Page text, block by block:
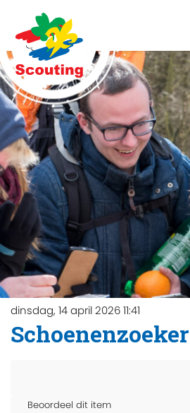
dinsdag, 14 april 2026 11:41
Schoenenzoeker
Beoordeel dit item